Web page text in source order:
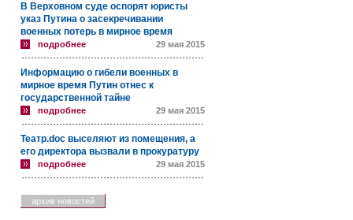
В Верховном суде оспорят юристы
указ Путина о засекречивании
военных потерь в мирное время
подробнее 29 мая 2015
Информацию о гибели военных в
мирное время Путин отнес к
государственной тайне
подробнее 29 мая 2015
Театр.doc выселяют из помещения, а
его директора вызвали в прокуратуру
подробнее 29 мая 2015
архив новостей